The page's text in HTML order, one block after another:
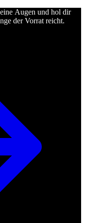
Augen und hol dir
der Vorrat reicht.